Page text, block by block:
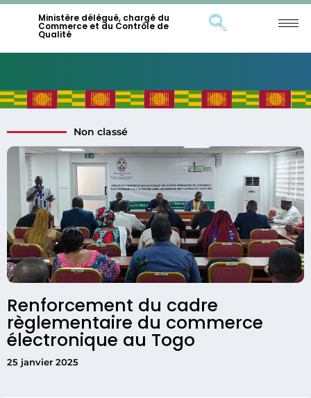
Ministère délégué, chargé du
Commerce et du Contrôle de
Qualité
Renforcement du cadre
règlementaire du commerce
électronique au Togo
25 janvier 2025
Non classé